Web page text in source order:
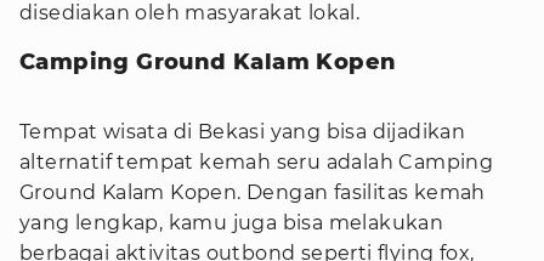
disediakan oleh masyarakat lokal.
Camping Ground Kalam Kopen
Tempat wisata di Bekasi yang bisa dijadikan
alternatif tempat kemah seru adalah Camping
Ground Kalam Kopen. Dengan fasilitas kemah
yang lengkap, kamu juga bisa melakukan
berbagai aktivitas outbond seperti flying fox,